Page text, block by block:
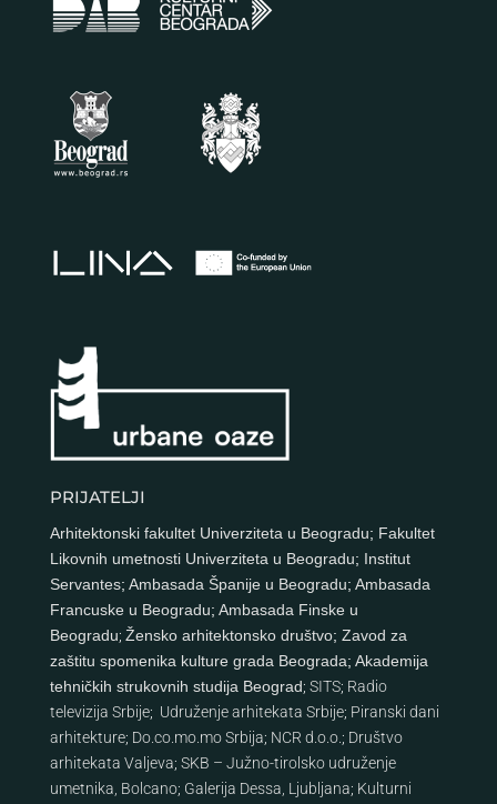
PRIJATELJI
Arhitektonski fakultet Univerziteta u Beogradu; Fakultet
Likovnih umetnosti Univerziteta u Beogradu; Institut
Servantes; Ambasada Španije u Beogradu; Ambasada
Francuske u Beogradu; Ambasada Finske u
Beogradu; Žensko arhitektonsko društvo; Zavod za
zaštitu spomenika kulture grada Beograda; Akademija
tehničkih strukovnih studija Beograd; SITS; Radio
televizija Srbije; Udruženje arhitekata Srbije; Piranski dani
arhitekture; Do.co.mo.mo Srbija; NCR d.o.o.; Društvo
arhitekata Valjeva; SKB – Južno-tirolsko udruženje
umetnika, Bolcano; Galerija Dessa, Ljubljana; Kulturni